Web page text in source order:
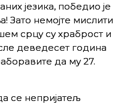
језика, победио је
Зато немојте мислити
срцу су храброст и
деведесет година
да му 27.
се непријатељ